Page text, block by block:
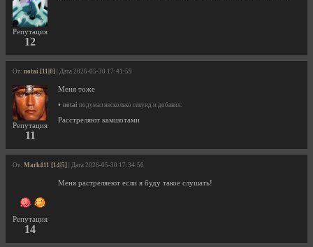
Репутация
12
От: notai [11|0] | Дата 2026-05-30 17:41:59
Репутация
11
Меня тоже
• notai подумал несколько секунд и добавил:
Расстреляют камшотами
От: Mark411 [14|5] | Дата 2026-05-30 17:34:56
Репутация
14
Меня растреляеют если я буду такое слушать!